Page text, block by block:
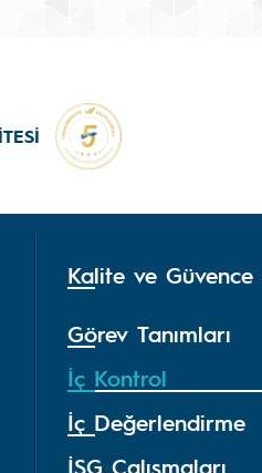
Kalite ve Güvence
Görev Tanımları
İç Kontrol
İç Değerlendirme
İSG Çalışmaları